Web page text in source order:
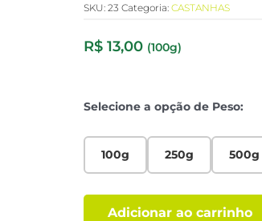
SKU: 23 Categoria: CASTANHAS
R$13,00 (100g)
Selecione a opção de Peso:
100g 250g 500g
Adicionar ao carrinho